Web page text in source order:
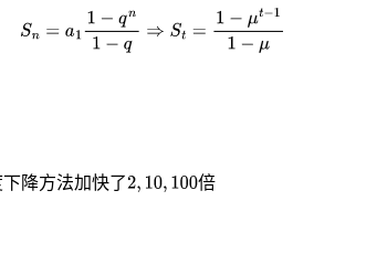
降方法加快了 倍